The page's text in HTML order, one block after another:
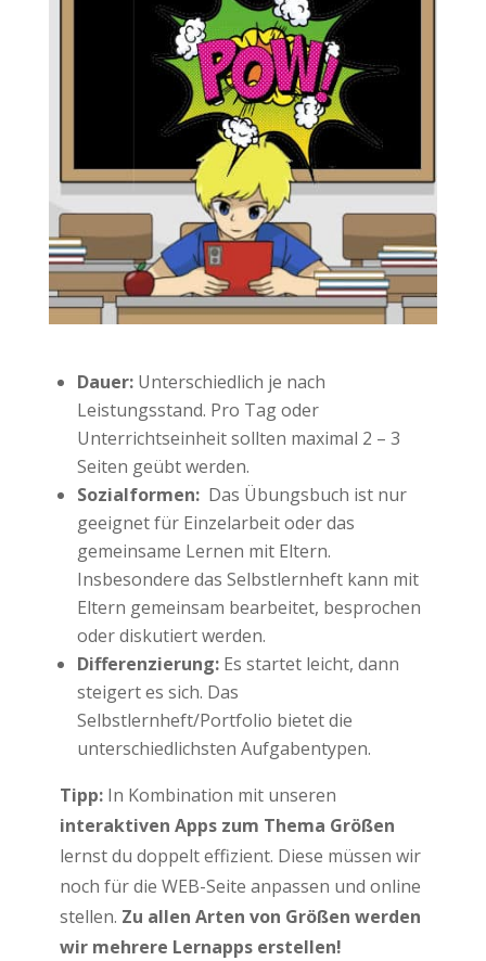
Dauer:Unterschiedlich je nach
Leistungsstand. Pro Tag oder
Unterrichtseinheit sollten maximal 2 – 3
Seiten geübt werden.
Sozialformen:Das Übungsbuch ist nur
geeignet für Einzelarbeit oder das
gemeinsame Lernen mit Eltern.
Insbesondere das Selbstlernheft kann mit
Eltern gemeinsam bearbeitet, besprochen
oder diskutiert werden.
Differenzierung:Es startet leicht, dann
steigert es sich. Das
Selbstlernheft/Portfolio bietet die
unterschiedlichsten Aufgabentypen.
Tipp:In Kombination mit unseren
interaktiven Apps zum Thema Größen
lernst du doppelt effizient. Diese müssen wir
noch für die WEB-Seite anpassen und online
stellen. Zu allen Arten von Größen werden
wir mehrere Lernapps erstellen!